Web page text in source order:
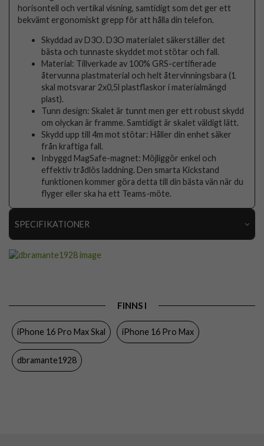
horisontell och vertikal visning, samtidigt som det ger ett
bekvämt ergonomiskt grepp för att hålla din telefon.
Skyddad av D3O. D3O materialet säkerställer det
bästa och tunnaste skyddet mot stötar och fall.
Material: Tillverkade av 100% GRS-certifierade
återvunna plastmaterial och helt återvinningsbara (1
skal motsvarar 2x0,5l plastflaskor i materialmängd
plast).
Tunn design: Skalet är tunnt men ger ett robust skydd
om olyckan är framme. Samtidigt är skalet väldigt lätt.
Skydd upp till 4m mot stötar: Håller din enhet säker
från kraftiga fall.
Inbyggd MagSafe-magnet: Möjliggör enkel och
effektiv trådlös laddning. Den smarta Kickstand
funktionen kommer göra detta till din bästa vän när du
flyger eller ska ha ett Teams-möte.
SPECIFIKATIONER
MagSafe-kompatibel, Miljövänlig,
Stativfunktion
Färg
Material
FINNS I
iPhone 16 Pro Max Skal iPhone 16 Pro Max
dbramante1928